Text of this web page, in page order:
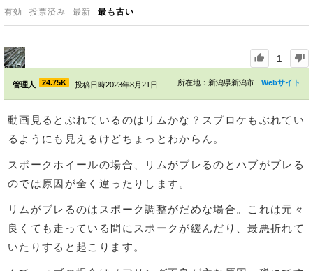
有効 投票済み 最新 最も古い
1
管理人 24.75K 投稿日時2023年8月21日 Webサイト
所在地：新潟県新潟市
動画見るとぶれているのはリムかな？スプロケもぶれてい
るようにも見えるけどちょっとわからん。
スポークホイールの場合、リムがブレるのとハブがブレる
のでは原因が全く違ったりします。
リムがブレるのはスポーク調整がだめな場合。これは元々
良くても走っている間にスポークが緩んだり、最悪折れて
いたりすると起こります。